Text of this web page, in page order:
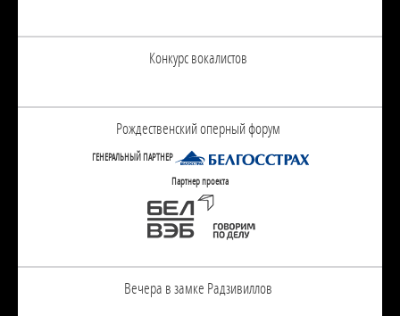
Конкурс вокалистов
Рождественский оперный форум
ГЕНЕРАЛЬНЫЙ ПАРТНЕР
Партнер проекта
Вечера в замке Радзивиллов